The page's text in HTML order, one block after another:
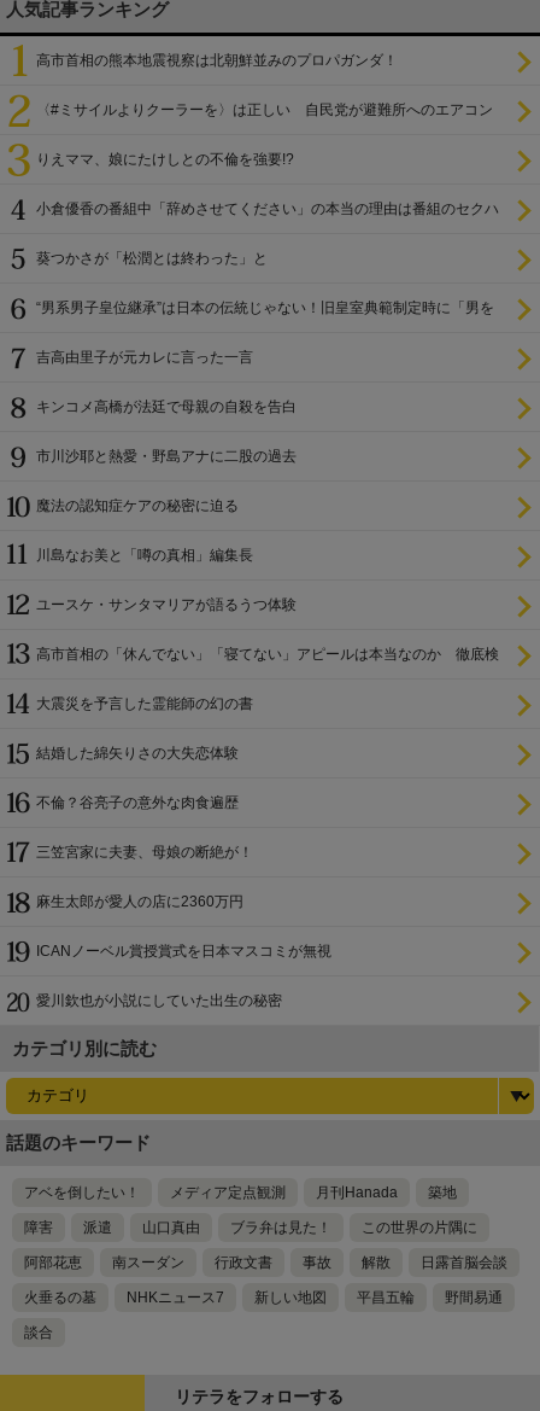
人気記事ランキング
高市首相の熊本地震視察は北朝鮮並みのプロパガンダ！
〈#ミサイルよりクーラーを〉は正しい 自民党が避難所へのエアコン
りえママ、娘にたけしとの不倫を強要!?
小倉優香の番組中「辞めさせてください」の本当の理由は番組のセクハ
葵つかさが「松潤とは終わった」と
“男系男子皇位継承”は日本の伝統じゃない！旧皇室典範制定時に「男を
吉高由里子が元カレに言った一言
キンコメ高橋が法廷で母親の自殺を告白
市川沙耶と熱愛・野島アナに二股の過去
魔法の認知症ケアの秘密に迫る
川島なお美と「噂の真相」編集長
ユースケ・サンタマリアが語るうつ体験
高市首相の「休んでない」「寝てない」アピールは本当なのか 徹底検
大震災を予言した霊能師の幻の書
結婚した綿矢りさの大失恋体験
不倫？谷亮子の意外な肉食遍歴
三笠宮家に夫妻、母娘の断絶が！
麻生太郎が愛人の店に2360万円
ICANノーベル賞授賞式を日本マスコミが無視
愛川欽也が小説にしていた出生の秘密
カテゴリ別に読む
話題のキーワード
アベを倒したい！ メディア定点観測 月刊Hanada 築地
障害 派遣 山口真由 ブラ弁は見た！ この世界の片隅に
阿部花恵 南スーダン 行政文書 事故 解散 日露首脳会談
火垂るの墓 NHKニュース7 新しい地図 平昌五輪 野間易通
談合
リテラをフォローする